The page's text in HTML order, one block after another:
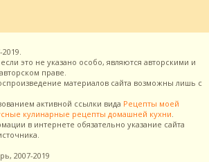
2019.
это не указано особо, являются авторскими и
праве.
материалов сайта возможны лишь с
активной ссылки вида Рецепты моей
кулинарные рецепты домашней кухни.
в интернете обязательно указание сайта
2007-2019